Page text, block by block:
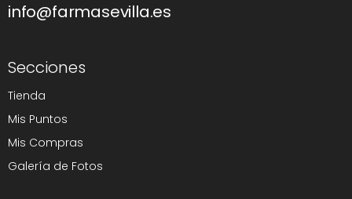
info@farmasevilla.es
Secciones
Tienda
Mis Puntos
Mis Compras
Galería de Fotos